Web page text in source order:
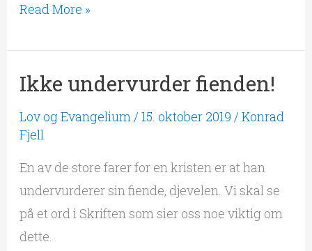
Read More »
Ikke undervurder fienden!
Lov og Evangelium /15. oktober 2019 /Konrad
Fjell
En av de store farer for en kristen er at han
undervurderer sin fiende, djevelen. Vi skal se
på et ord i Skriften som sier oss noe viktig om
dette.
Ikke
fienden!